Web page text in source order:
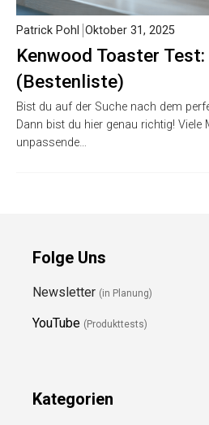
Kenwood Toaster
(Bestenliste)
Patrick Pohl Oktober 31, 2025
Bist du auf der Suche nach dem
Dann bist du hier genau richtig! Viele
unpassende…
Folge Uns
Newsletter (in Planung)
YouTube (Produkttests)
Kategorien